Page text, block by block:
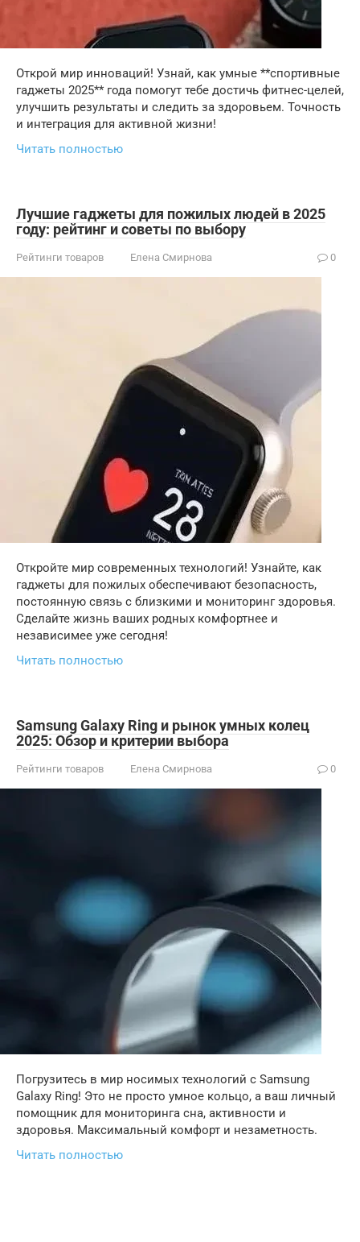
Открой мир инноваций! Узнай, как умные **спортивные
гаджеты 2025** года помогут тебе достичь фитнес-целей,
улучшить результаты и следить за здоровьем. Точность
и интеграция для активной жизни!
Читать полностью
Лучшие гаджеты для пожилых людей в 2025
году: рейтинг и советы по выбору
Рейтинги товаров Елена Смирнова 0
Откройте мир современных технологий! Узнайте, как
гаджеты для пожилых обеспечивают безопасность,
постоянную связь с близкими и мониторинг здоровья.
Сделайте жизнь ваших родных комфортнее и
независимее уже сегодня!
Читать полностью
Samsung Galaxy Ring и рынок умных колец
2025: Обзор и критерии выбора
Рейтинги товаров Елена Смирнова 0
Погрузитесь в мир носимых технологий с Samsung
Galaxy Ring! Это не просто умное кольцо, а ваш личный
помощник для мониторинга сна, активности и
здоровья. Максимальный комфорт и незаметность.
Читать полностью